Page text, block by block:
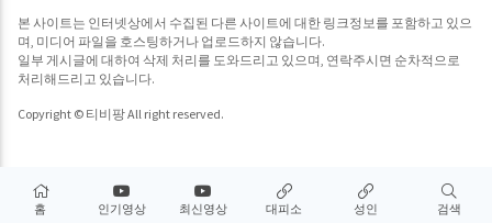
본 사이트는 인터넷상에서 수집된 다른 사이트에 대한 링크정보를 포함하고 있으
며, 미디어 파일을 호스팅하거나 업로드하지 않습니다.
일부 게시글에 대하여 삭제 처리를 도와드리고 있으며, 연락주시면 순차적으로
처리해드리고 있습니다.
Copyright © 티비팡 All right reserved.
홈 인기영상 최신영상 대피소 성인 검색